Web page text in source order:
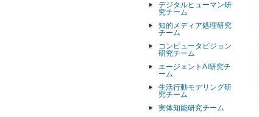
デジタルヒューマン研
究チーム
知的メディア処理研究
チーム
コンピュータビジョン
研究チーム
エージェントAI研究チ
ーム
生活行動モデリング研
究チーム
実体知能研究チーム